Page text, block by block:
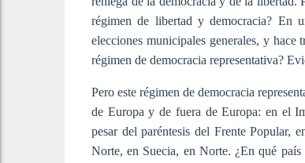
régimen de libertad y democracia? En
elecciones municipales generales, y hace
régimen de democracia representativa?
Pero este régimen de democracia
de Europa y de fuera de Europa: en el
pesar del paréntesis del Frente Popular,
Norte, en Suecia, en Norte. ¿En qué